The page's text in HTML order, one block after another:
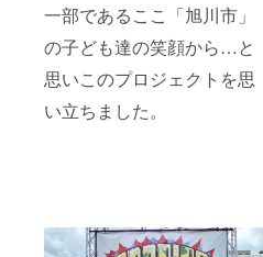
一部であるここ「旭川市」
の子ども達の笑顔から…と
思いこのプロジェクトを思
い立ちました。